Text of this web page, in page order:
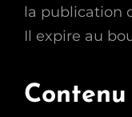
la publication
Il expire au